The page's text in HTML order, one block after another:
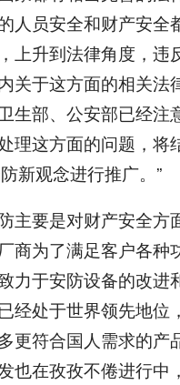
人员安全和财产安全
上升到法律角度，违
关于这方面的相关法
生部、公安部已经注
理这方面的问题，将
新观念进行推广。”
要是对财产安全方
商为了满足客户各种
力于安防设备的改进
经处于世界领先地位
更符合国人需求的产
也在孜孜不倦进行中